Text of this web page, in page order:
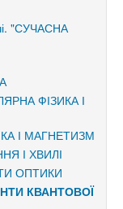
"СУЧАСНА
ФІЗИКА І
І МАГНЕТИЗМ
І ХВИЛІ
ОПТИКИ
КВАНТОВОЇ